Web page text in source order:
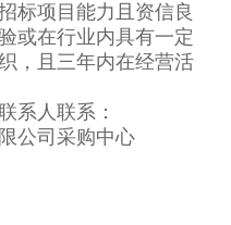
标项目能力且资信良
或在行业内具有一定
，且三年内在经营活
系人联系：
公司采购中心